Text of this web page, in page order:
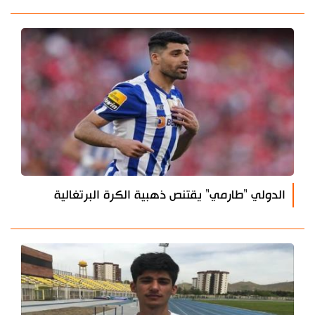
الدولي "طارمي" يقتنص ذهبية الكرة البرتغالية